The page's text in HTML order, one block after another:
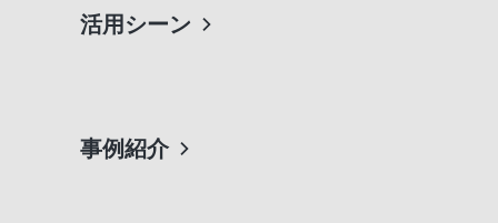
活用シーン
事例紹介